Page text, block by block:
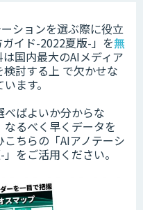
ションを選ぶ際に役立
イド-2022夏版-」を無
国内最大のAIメディア
討する上 で欠かせな
ます。
べばよいか分からな
るべく早くデータを
ちらの「AIアノテーシ
をご活用ください。